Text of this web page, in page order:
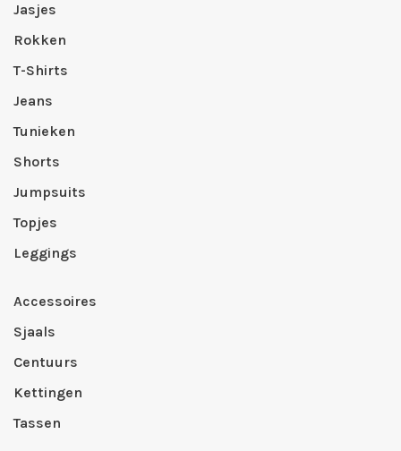
Jasjes
Rokken
T-Shirts
Jeans
Tunieken
Shorts
Jumpsuits
Topjes
Leggings
Accessoires
Sjaals
Centuurs
Kettingen
Tassen